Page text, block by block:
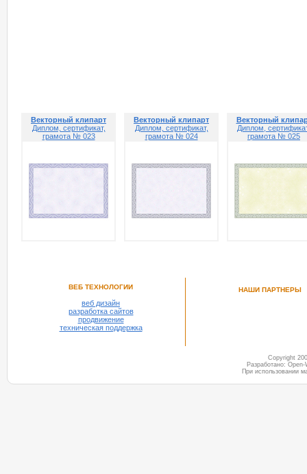
Векторный клипарт
Диплом, сертификат,
грамота № 023
Векторный клипарт
Диплом, сертификат,
грамота № 024
Векторный
Диплом,
грамота № 025
ВЕБ ТЕХНОЛОГИИ
веб дизайн
разработка сайтов
продвижение
техническая поддержка
НАШИ ПАРТНЕРЫ
Copyright
Разработано:
При использовании